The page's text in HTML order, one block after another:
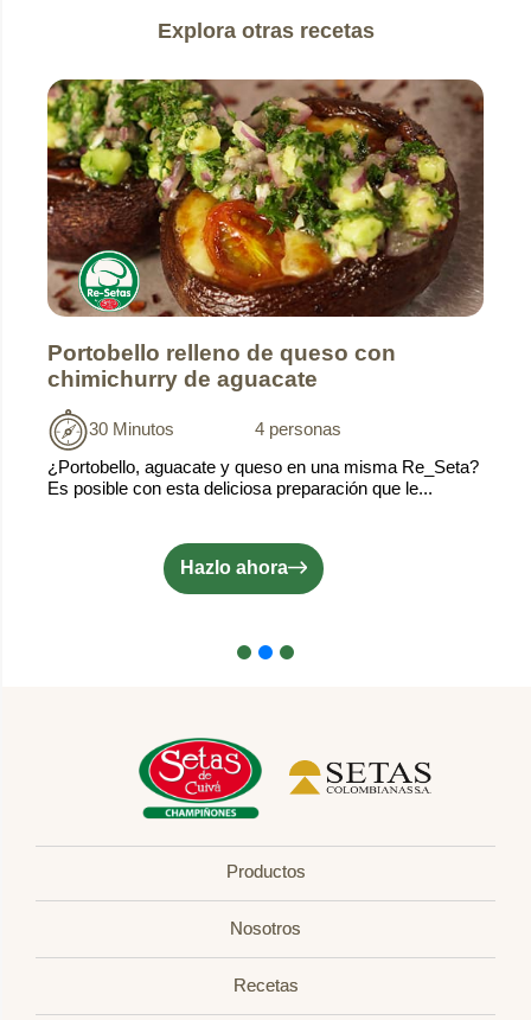
Explora otras recetas
Portobello relleno de queso con
chimichurry de aguacate
30 Minutos
4 personas
¿Portobello, aguacate y queso en una misma Re_Seta?
Es posible con esta deliciosa preparación que le...
Hazlo ahora
Productos
Nosotros
Recetas